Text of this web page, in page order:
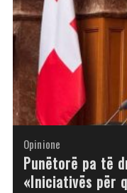
Opinione
Opinione
Punëtorë pa të
«Iniciativës për
Opinione
Opinione
Opinione
Opinione
Opinione
Opinione